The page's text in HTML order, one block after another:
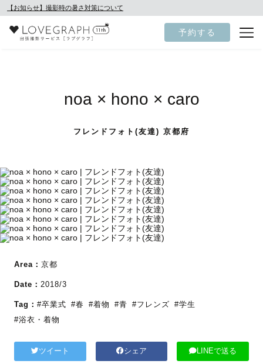
【お知らせ】撮影時の暑さ対策について
予約する
noa × hono × caro
フレンドフォト(友達) 京都府
Area： 京都
Date： 2018/3
Tag： #卒業式 #春 #着物 #青 #フレンズ #学生
#浴衣・着物
ツイート シェア LINEで送る